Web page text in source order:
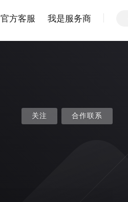
官方客服 我是服务商
关注 合作联系